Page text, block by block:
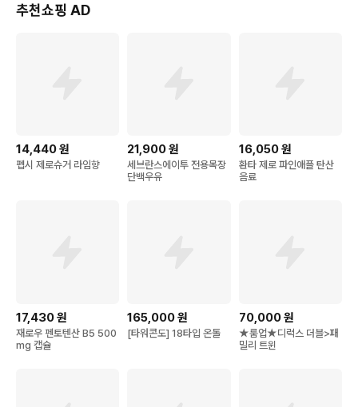
추천쇼핑 AD
14,440원
펩시 제로슈거 라임향
21,900원
세브란스에이투 전용목장
단백우유
16,050원
환타 제로 파인애플 탄산
음료
17,430원
재로우 펜토텐산 B5 500
mg 캡슐
165,000원
[타워콘도] 18타입 온돌
70,000원
★룸업★디럭스 더블>패
밀리 트윈